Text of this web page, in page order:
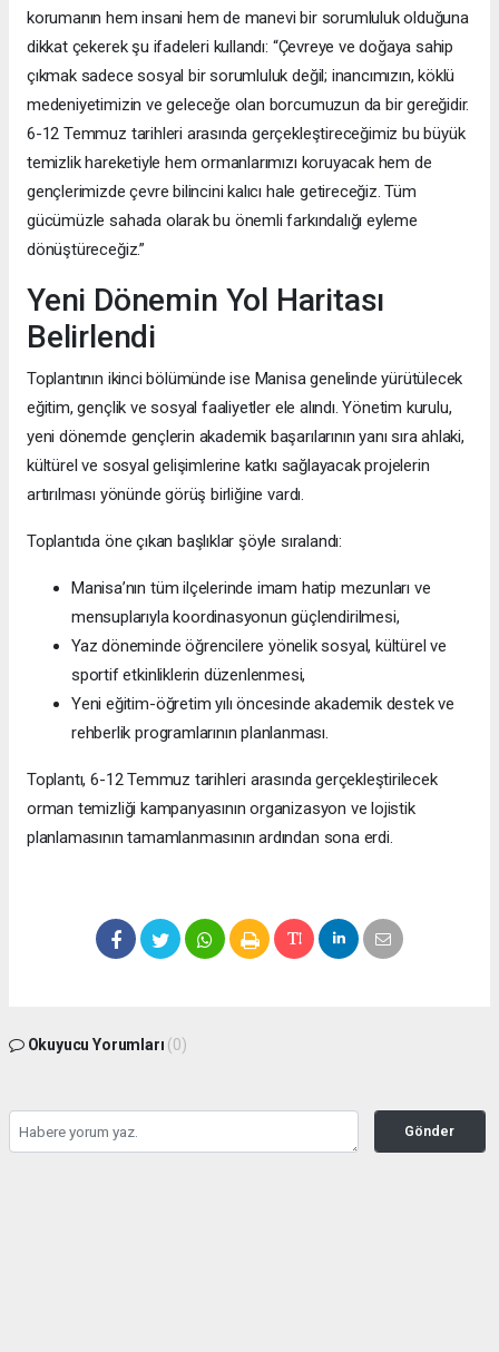
korumanın hem insani hem de manevi bir sorumluluk olduğuna
dikkat çekerek şu ifadeleri kullandı: “Çevreye ve doğaya sahip
çıkmak sadece sosyal bir sorumluluk değil; inancımızın, köklü
medeniyetimizin ve geleceğe olan borcumuzun da bir gereğidir.
6-12 Temmuz tarihleri arasında gerçekleştireceğimiz bu büyük
temizlik hareketiyle hem ormanlarımızı koruyacak hem de
gençlerimizde çevre bilincini kalıcı hale getireceğiz. Tüm
gücümüzle sahada olarak bu önemli farkındalığı eyleme
dönüştüreceğiz.”
Yeni Dönemin Yol Haritası
Belirlendi
Toplantının ikinci bölümünde ise Manisa genelinde yürütülecek
eğitim, gençlik ve sosyal faaliyetler ele alındı. Yönetim kurulu,
yeni dönemde gençlerin akademik başarılarının yanı sıra ahlaki,
kültürel ve sosyal gelişimlerine katkı sağlayacak projelerin
artırılması yönünde görüş birliğine vardı.
Toplantıda öne çıkan başlıklar şöyle sıralandı:
Manisa’nın tüm ilçelerinde imam hatip mezunları ve
mensuplarıyla koordinasyonun güçlendirilmesi,
Yaz döneminde öğrencilere yönelik sosyal, kültürel ve
sportif etkinliklerin düzenlenmesi,
Yeni eğitim-öğretim yılı öncesinde akademik destek ve
rehberlik programlarının planlanması.
Toplantı, 6-12 Temmuz tarihleri arasında gerçekleştirilecek
orman temizliği kampanyasının organizasyon ve lojistik
planlamasının tamamlanmasının ardından sona erdi.
Okuyucu Yorumları (0)
Gönder